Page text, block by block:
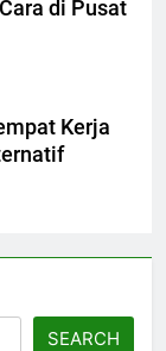
di Pusat
Kerja
SEARCH